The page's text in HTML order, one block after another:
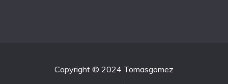
Copyright © 2024 Tomasgomez